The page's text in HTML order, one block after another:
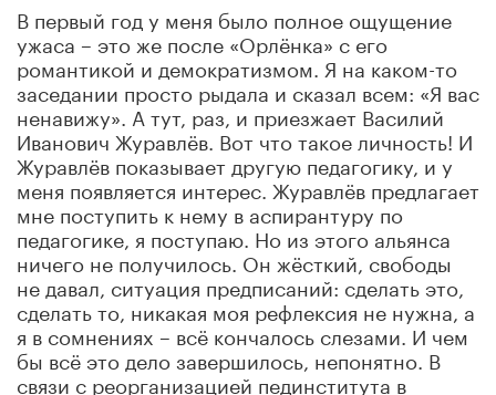
В первый год у меня было полное ощущение
ужаса – это же после «Орлёнка» с его
романтикой и демократизмом. Я на каком-то
заседании просто рыдала и сказал всем: «Я вас
ненавижу». А тут, раз, и приезжает Василий
Иванович Журавлёв. Вот что такое личность! И
Журавлёв показывает другую педагогику, и у
меня появляется интерес. Журавлёв предлагает
мне поступить к нему в аспирантуру по
педагогике, я поступаю. Но из этого альянса
ничего не получилось. Он жёсткий, свободы
не давал, ситуация предписаний: сделать это,
сделать то, никакая моя рефлексия не нужна, а
я в сомнениях – всё кончалось слезами. И чем
бы всё это дело завершилось, непонятно. В
связи с реорганизацией пединститута в